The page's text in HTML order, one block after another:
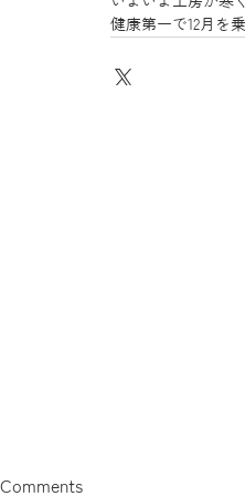
健康第一で12月を
Comments